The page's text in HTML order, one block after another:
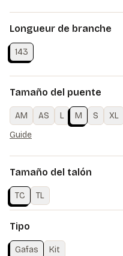
Longueur de branche
143
Tamaño del puente
AM AS L M S
XL
Guide
Tamaño del talón
TC TL
Tipo
Gafas Kit